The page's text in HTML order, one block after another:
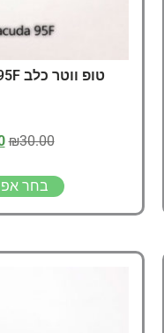
טופ ווטר כלב FA Barracuda 95F
₪30.00
בחר